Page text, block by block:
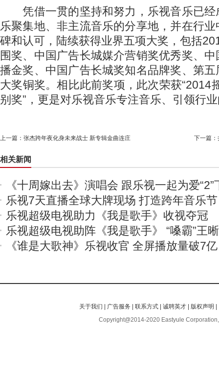
凭借一贯的坚持和努力，乐视音乐已经
乐聚集地、非主流音乐的分享地，并在行
碑和认可，陆续获得业界五项大奖，包括
围奖、中国广告长城媒介营销奖优秀奖、
播金奖、中国广告长城奖知名品牌奖、第
大奖铜奖。相比此前奖项，此次荣获“2014
别奖”，更是对乐视音乐专注音乐、引领行
上一篇： 张杰跨年夜化身未来战士 新专辑金曲连庄 下一篇：
相关新闻
《十周嫁出去》演唱会 跟乐视一起为爱“2”
乐视7天直播全球大牌现场 打造跨年音乐节
乐视超级电视助力《我是歌手》收视夺冠
乐视超级电视助阵《我是歌手》 “嗓霸”王
《谁是大歌神》乐视收官 全屏播放量破7亿
关于我们 | 广告服务 |联系方式 |诚聘英才 | 版权声明 |
Copyright@2014-2020 Eastyule